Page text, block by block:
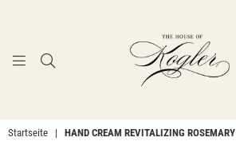
THE
HOUSE
Startseite | HAND CREAM REVITALIZING ROSEMARY